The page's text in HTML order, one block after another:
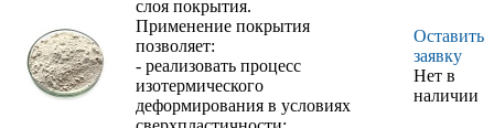
слоя покрытия.
Применение покрытия
позволяет:
- реализовать процесс
изотермического
деформирования в условиях
Оставить
заявку
Нет в
наличии